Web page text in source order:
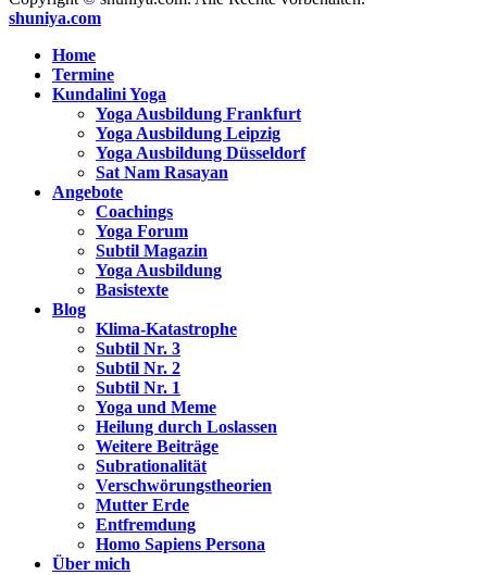
shuniya.com
Home
Termine
Kundalini Yoga
Yoga Ausbildung Frankfurt
Yoga Ausbildung Leipzig
Yoga Ausbildung Düsseldorf
Sat Nam Rasayan
Angebote
Coachings
Yoga Forum
Subtil Magazin
Yoga Ausbildung
Basistexte
Blog
Klima-Katastrophe
Subtil Nr. 3
Subtil Nr. 2
Subtil Nr. 1
Yoga und Meme
Heilung durch Loslassen
Weitere Beiträge
Subrationalität
Verschwörungstheorien
Mutter Erde
Entfremdung
Homo Sapiens Persona
Über mich